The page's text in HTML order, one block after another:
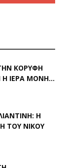
ΚΟΡΥΦΉ
Η ΙΕΡΆ ΜΟΝΉ...
Η
ΤΟΥ ΝΊΚΟΥ